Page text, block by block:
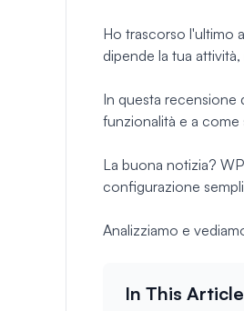
Ho trascorso l'ultimo
dipende la tua
In questa recensione
funzionalità e a
La buona notizia?
configurazione
Analizziamo e